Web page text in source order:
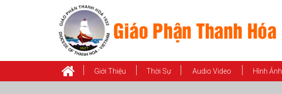
Giới Thiệu Thời Sự Audio Video Hình Ảnh